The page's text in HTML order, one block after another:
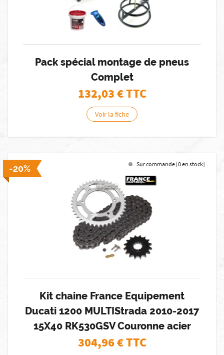
Pack spécial montage de pneus
Complet
132,03€ TTC
Voir la fiche
-20% Sur commande [0 en stock]
Kit chaine France Equipement
Ducati 1200 MULTIStrada 2010-2017
15X40 RK530GSV Couronne acier
304,96€ TTC